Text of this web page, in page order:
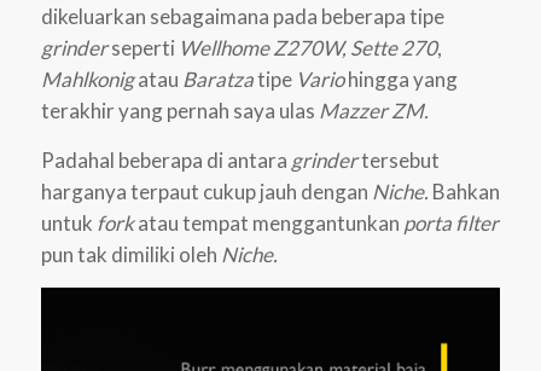
dikeluarkan sebagaimana pada beberapa tipe
grinderseperti Wellhome Z270W, Sette 270,
Mahlkonigatau Baratzatipe Variohingga yang
terakhir yang pernah saya ulas Mazzer ZM.
Padahal beberapa di antara grindertersebut
harganya terpaut cukup jauh dengan Niche. Bahkan
untuk forkatau tempat menggantunkan porta filter
pun tak dimiliki oleh Niche.